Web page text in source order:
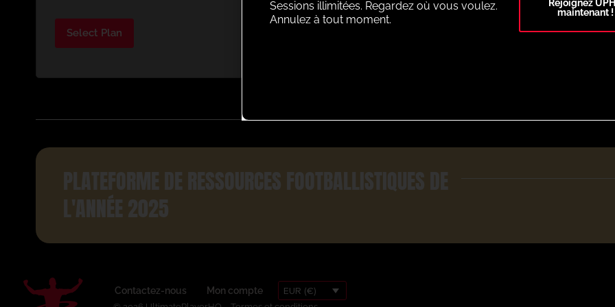
Select Plan
PLATEFORME DE RESSOURCES FOOTBALLISTIQUES DE
L'ANNÉE 2025
Contactez-nous Mon compte EUR (€)
Sessions illimitées. Regardez où vous voulez.
Annulez à tout moment.
Rejoignez
maintenant !